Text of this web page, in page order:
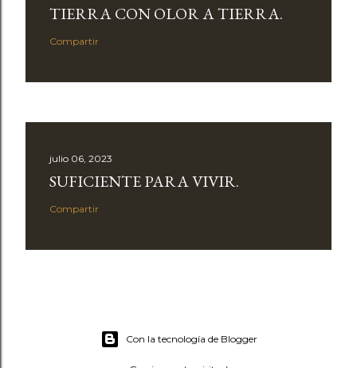
TIERRA CON OLOR A TIERRA.
Compartir
julio 06, 2023
SUFICIENTE PARA VIVIR.
Compartir
Con la tecnología de Blogger